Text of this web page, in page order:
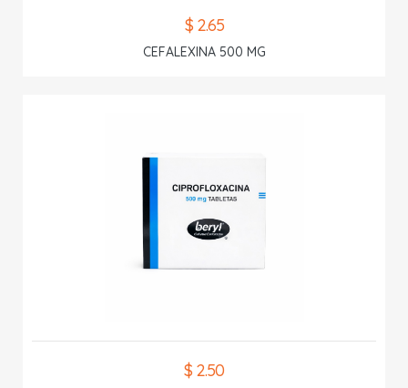
$ 2.65
CEFALEXINA 500 MG
$ 2.50